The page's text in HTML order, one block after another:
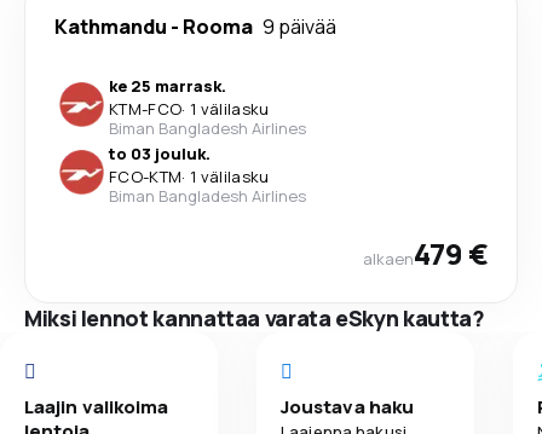
Kathmandu - Rooma 9 päivää
ke 25 marrask.
KTM-FCO· 1 välilasku
Biman Bangladesh Airlines
to 03 jouluk.
FCO-KTM· 1 välilasku
Biman Bangladesh Airlines
alkaen479 €
Miksi lennot kannattaa varata eSkyn kautta?
Laajin valikoima
Joustava haku